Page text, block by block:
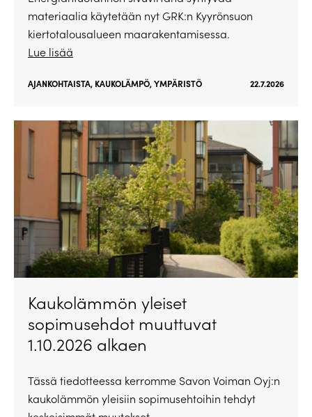
materiaalia käytetään nyt GRK:n Kyyrönsuon
kiertotalousalueen maarakentamisessa.
Lue lisää
AJANKOHTAISTA, KAUKOLÄMPÖ,YMPÄRISTÖ 22.7.2026
Kaukolämmön yleiset
sopimusehdot muuttuvat
1.10.2026 alkaen
Tässä tiedotteessa kerromme Savon Voiman Oyj:n
kaukolämmön yleisiin sopimusehtoihin tehdyt